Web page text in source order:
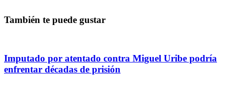
También te puede gustar
Imputado por atentado contra Miguel Uribe podría
enfrentar décadas de prisión